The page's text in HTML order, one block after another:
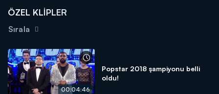
ÖZEL KLİPLER
Sırala
00:04:46
Popstar 2018 şampiyonu belli
oldu!